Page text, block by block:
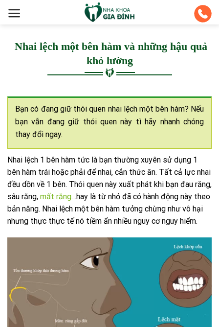
Nhai lệch một bên hàm và những hậu quả
khó lường
Bạn có đang giữ thói quen nhai lệch một bên hàm? Nếu
bạn vẫn đang giữ thói quen này tì hãy nhanh chóng
thay đổi ngay.
Nhai lệch 1 bên hàm tức là bạn thường xuyên sử dụng 1
bên hàm trái hoặc phải để nhai, cắn thức ăn. Tất cả lực nhai
đều dồn về 1 bên. Thói quen này xuất phát khi bạn đau răng,
sâu răng, mất răng…hay là từ nhỏ đã có hành động này theo
bản năng. Nhai lệch một bên hàm tưởng chừng như vô hại
nhưng thực thực tế nó tiềm ẩn nhiều nguy cơ nguy hiểm.